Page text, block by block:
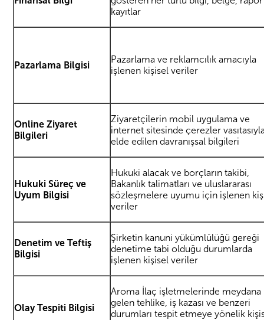
kayıtlar
Pazarlama Bilgisi
Pazarlama ve reklamcılık amacıyla
işlenen kişisel veriler
Online Ziyaret
Bilgileri
Ziyaretçilerin mobil uygulama ve
internet sitesinde çerezler
elde edilen davranışsal bilgileri
Hukuki Süreç ve
Uyum Bilgisi
Hukuki alacak ve borçların takibi,
Bakanlık talimatları ve uluslararası
sözleşmelere uyumu için işlenen
veriler
Denetim ve Teftiş
Bilgisi
Şirketin kanuni yükümlülüğü gereği
denetime tabi olduğu durumlarda
işlenen kişisel veriler
Olay Tespiti Bilgisi
Aroma İlaç işletmelerinde meydana
gelen tehlike, iş kazası ve benzeri
durumları tespit etmeye yönelik